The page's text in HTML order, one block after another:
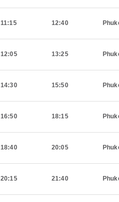
11:15 12:40
12:05 13:25
14:30 15:50
16:50 18:15
18:40 20:05
20:15 21:40